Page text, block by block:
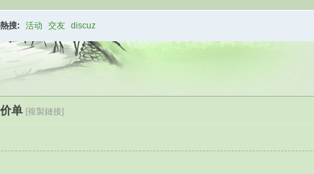
熱搜: 活动 交友 discuz
单 [複製鏈接]